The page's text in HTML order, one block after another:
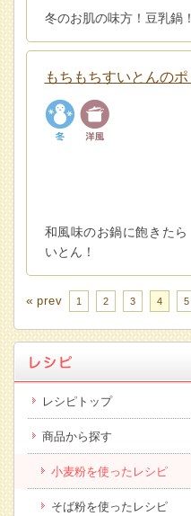
冬のお肌の味方！豆乳鍋
もちもちすいとんのポ
和風味のお鍋に飽きた
いとん！
« prev 1 2 3 4 5
レシピトップ
商品から探す
小麦粉を使ったレシピ
そば粉を使ったレシピ